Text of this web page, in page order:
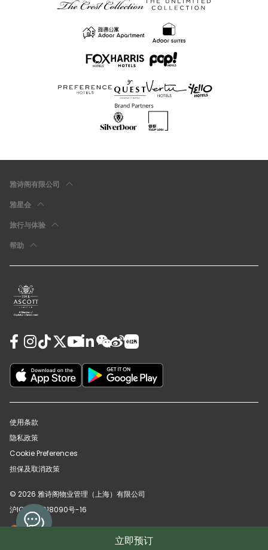
立即预订
雅诗阁有限公司
雅星会
旅行与体验
帮助
使用条款
隐私政策
Cookie Preferences
担保及取消政策
© 2026 雅诗阁物业管理（上海）有限公司
沪ICP备12018090号-16
沪公网安备31010102008391号